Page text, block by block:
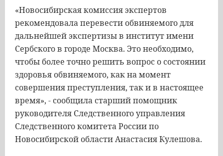
«Новосибирская комиссия экспертов
рекомендовала перевести обвиняемого для
дальнейшей экспертизы в институт имени
Сербского в городе Москва. Это необходимо,
чтобы более точно решить вопрос о состоянии
здоровья обвиняемого, как на момент
совершения преступления, так и в настоящее
время», - сообщила старший помощник
руководителя Следственного управления
Следственного комитета России по
Новосибирской области Анастасия Кулешова.